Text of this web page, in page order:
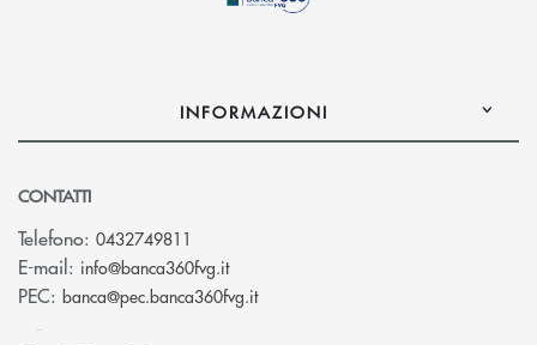
INFORMAZIONI
CONTATTI
Telefono: 0432749811
E-mail: info@banca360fvg.it(si apre l’app di posta elettronica)
PEC: banca@pec.banca360fvg.it(si apre l’app di posta elettronica)